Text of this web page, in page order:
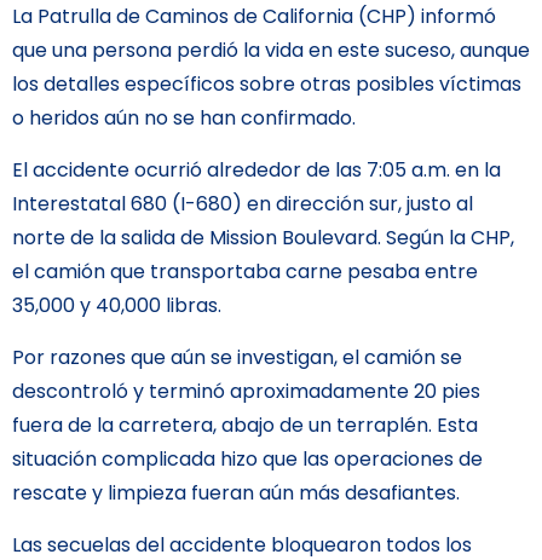
La Patrulla de Caminos de California (CHP) informó
que una persona perdió la vida en este suceso, aunque
los detalles específicos sobre otras posibles víctimas
o heridos aún no se han confirmado.
El accidente ocurrió alrededor de las 7:05 a.m. en la
Interestatal 680 (I-680) en dirección sur, justo al
norte de la salida de Mission Boulevard. Según la CHP,
el camión que transportaba carne pesaba entre
35,000 y 40,000 libras.
Por razones que aún se investigan, el camión se
descontroló y terminó aproximadamente 20 pies
fuera de la carretera, abajo de un terraplén. Esta
situación complicada hizo que las operaciones de
rescate y limpieza fueran aún más desafiantes.
Las secuelas del accidente bloquearon todos los